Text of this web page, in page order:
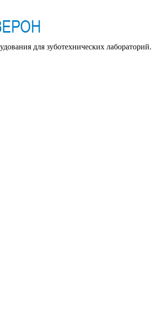
для зуботехнических лабораторий.